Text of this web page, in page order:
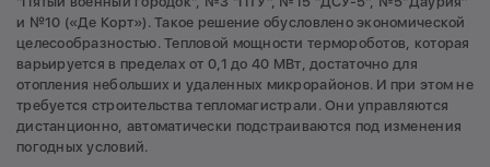
и №10 («Де Корт»). Такое решение обусловлено экономической
целесообразностью. Тепловой мощности термороботов, которая
варьируется в пределах от 0,1 до 40 МВт, достаточно для
отопления небольших и удаленных микрорайонов. И при этом не
требуется строительства тепломагистрали. Они управляются
дистанционно, автоматически подстраиваются под изменения
погодных условий.